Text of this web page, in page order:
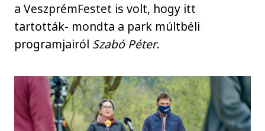
a VeszprémFestet is volt, hogy itt
tartották- mondta a park múltbéli
programjairól Szabó Péter.